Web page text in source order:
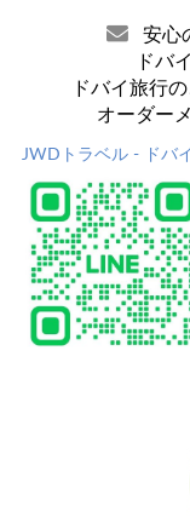
安心
ドバ
ドバイ旅行
オーダー
JWDトラベル - ドバ